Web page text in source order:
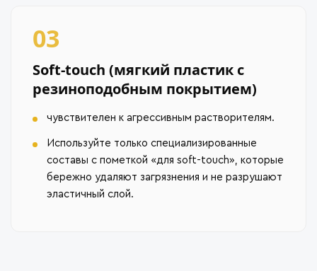
03
Soft-touch (мягкий пластик с
резиноподобным покрытием)
чувствителен к агрессивным растворителям.
Используйте только специализированные
составы с пометкой «для soft-touch», которые
бережно удаляют загрязнения и не разрушают
эластичный слой.